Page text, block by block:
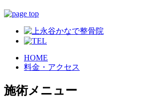
HOME
料金・アクセス
施術メニュー